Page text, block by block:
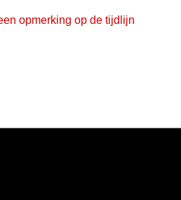
opmerking op de tijdlijn